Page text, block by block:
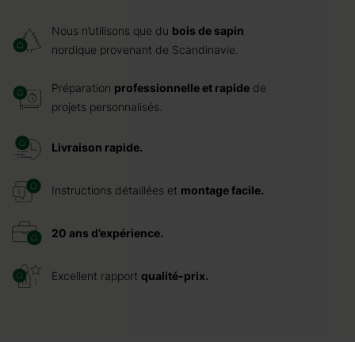
Nous n’utilisons que du bois de sapin
nordique provenant de Scandinavie.
Préparation professionnelle et rapide de
projets personnalisés.
Livraison rapide.
Instructions détaillées et montage facile.
20 ans d’expérience.
Excellent rapport qualité-prix.